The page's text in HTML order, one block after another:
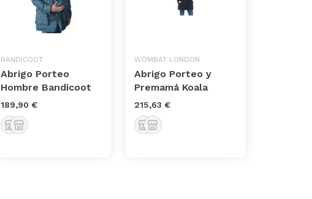
BANDICOOT
Abrigo Porteo
Hombre Bandicoot
189,90 €
WOMBAT LONDON
Abrigo Porteo y
Premamá Koala
215,63 €